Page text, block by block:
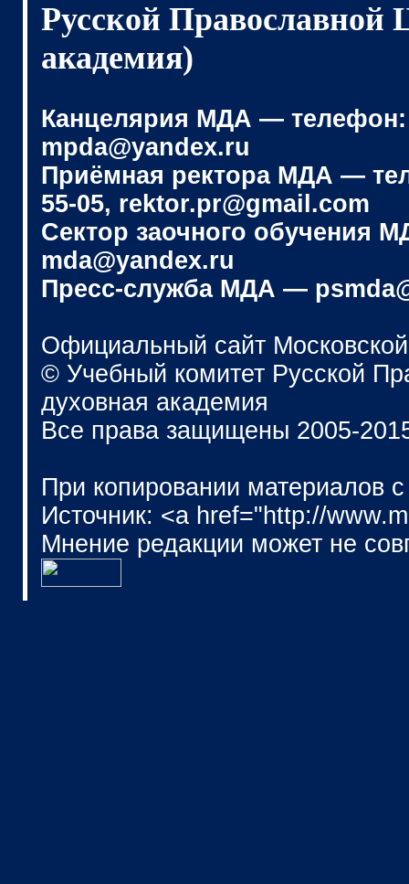
Русской Православной
академия)
Канцелярия МДА — телефон:
mpda@yandex.ru
Приёмная ректора МДА —
55-05, rektor.pr@gmail.com
Сектор заочного обучения
mda@yandex.ru
Пресс-служба МДА —
Официальный сайт
© Учебный комитет Русской
духовная академия
Все права защищены 2005-
При копировании материалов
Источник: <a href="http://
Мнение редакции может не